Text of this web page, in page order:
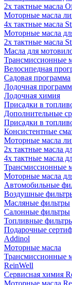
2х тактные масла
Моторные масла
4х тактные масла
Моторные масла
2х тактные масла
Масла для
Трансмиссионные
Велосипедная
Садовая программа
Лодочная
Лодочная химия
Присадки в
Дополнительные
Присадки в
Консистентные
Моторные масла
2х тактные масла
4х тактные масла
Трансмиссионные
Моторные масла
Автомобильные
Воздушные
Масляные фильтры
Салонные фильтры
Топливные
Подарочные
Addinol
Моторные масла
Трансмиссионные
ReinWell
Сервисная химия
Моторные масла